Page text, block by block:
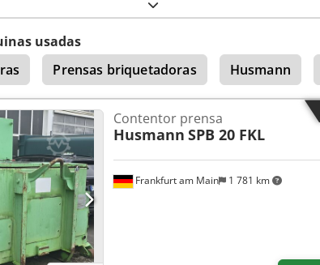
usadas
Prensas briquetadoras Husmann
Frankfurt am Main 1 781 km
Contentor prensa
Husmann SPB 20 FKL